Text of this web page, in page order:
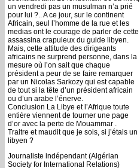
un vendredi pas un musulman n’a prié
pour lui ?.. A ce jour, sur le continent
Africain, seul l’homme de la rue et les
medias ont le courage de parler de cette
assassina crapuleux du guide libyen.
Mais, cette attitude des dirigeants
africains ne surprend personne, dans la
mesure où l’on sait que chaque
président a peur de se faire remarquer
par un Nicolas Sarkozy qui est capable
de tout si la tête d’un président africain
ou d’un arabe l’énerve.
Conclusion La Libye et l’Afrique toute
entière viennent de tourner une page
d’or avec la perte de Mouammar .
Traitre et maudit que je sois, si j’étais un
libyen ?
Journaliste indépendant (Algérian
Society for International Relations)